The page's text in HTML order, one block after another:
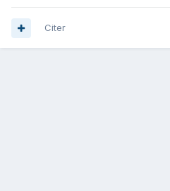
Citer